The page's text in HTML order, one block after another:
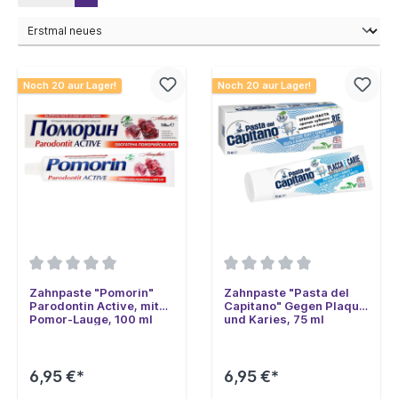
Noch 20 aur Lager!
Zahnpaste "Pomorin"
Parodontin Active, mit
Pomor-Lauge, 100 ml
6,95 €*
Noch 20 aur Lager!
Zahnpaste "Pasta del
Capitano" Gegen Plaque
und Karies, 75 ml
6,95 €*